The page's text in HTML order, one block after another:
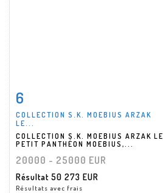
6
COLLECTION S.K. MOEBIUS ARZAK
LE...
COLLECTION S.K. MOEBIUS ARZAK LE
PETIT PANTHÉON MOEBIUS,...
20000 - 25000 EUR
Résultat 50 273 EUR
Résultats avec frais